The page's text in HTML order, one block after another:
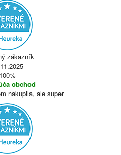
zákazník
100%
obchod
nakupila, ale super